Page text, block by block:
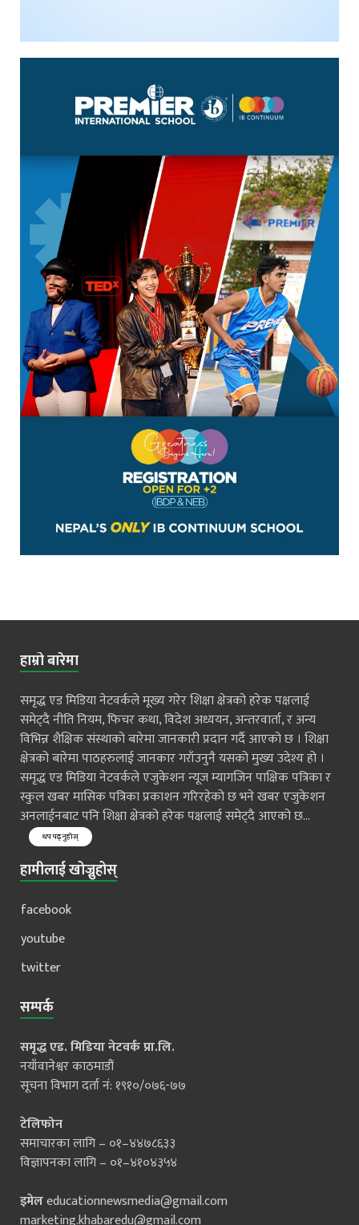
हाम्रो बारेमा
समृद्ध एड मिडिया नेटवर्कले मूख्य गरेर शिक्षा क्षेत्रको हरेक पक्षलाई
समेट्दै नीति नियम, फिचर कथा, विदेश अध्ययन, अन्तरवार्ता, र अन्य
विभिन्न शैक्षिक संस्थाको बारेमा जानकारी प्रदान गर्दै आएको छ । शिक्षा
क्षेत्रको बारेमा पाठहरुलाई जानकार गराँउनुनै यसको मुख्य उदेश्य हो ।
समृद्ध एड मिडिया नेटवर्कले एजुकेशन न्यूज म्यागजिन पाक्षिक पत्रिका र
स्कुल खबर मासिक पत्रिका प्रकाशन गरिरहेको छ भने खबर एजुकेशन
अनलाईनबाट पनि शिक्षा क्षेत्रको हरेक पक्षलाई समेट्दै आएको छ...
थप पढ्नुहोस्
हामीलाई खोज्नुहोस्
facebook
youtube
twitter
सम्पर्क
समृद्ध एड. मिडिया नेटवर्क प्रा.लि.
नयाँवानेश्वर काठमाडौं
सूचना विभाग दर्ता नं: १९१०/०७६-७७
टेलिफोन
समाचारका लागि – ०१–४४७८६३३
विज्ञापनका लागि – ०१–४१०४३५४
इमेलeducationnewsmedia@gmail.com
marketing.khabaredu@gmail.com